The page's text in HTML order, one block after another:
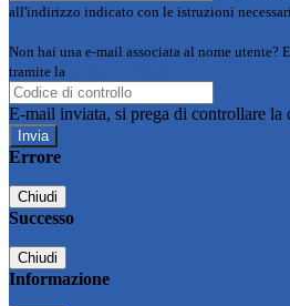
all'indirizzo indicato con le istruzioni
Non hai una e-mail associata al nome utente?
tramite la
E-mail inviata, si prega di controllare la
Errore
Chiudi
Successo
Chiudi
Informazione